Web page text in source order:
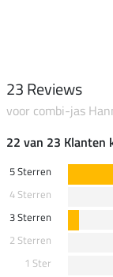
23 Reviews
voor combi-jas
22 van 23 Klanten
5 Sterren
4 Sterren
3 Sterren
2 Sterren
1 Ster